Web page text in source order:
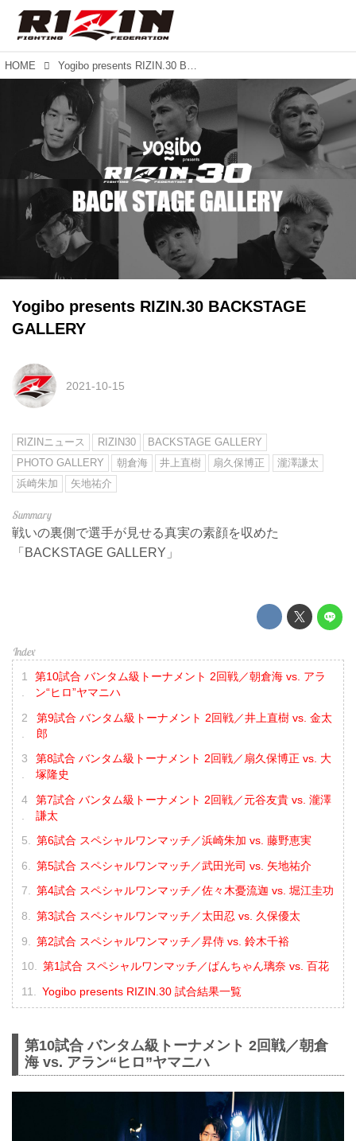
HOME Yogibo presents RIZIN.30 BACKSTAGE GALLERY
Yogibo presents RIZIN.30 BACKSTAGE
GALLERY
2021-10-15
RIZINニュース RIZIN30
BACKSTAGE GALLERY
PHOTO GALLERY
朝倉海 井上直樹 扇久保博正
瀧澤謙太
浜崎朱加
矢地祐介
戦いの裏側で選手が見せる真実の素顔を収めた
「BACKSTAGE GALLERY」
第10試合 バンタム級トーナメント 2回戦／朝倉海 vs. アラ
ン“ヒロ”ヤマニハ
第9試合 バンタム級トーナメント 2回戦／井上直樹 vs. 金太
郎
第8試合 バンタム級トーナメント 2回戦／扇久保博正 vs. 大
塚隆史
第7試合 バンタム級トーナメント 2回戦／元谷友貴 vs. 瀧澤
謙太
第6試合 スペシャルワンマッチ／浜崎朱加 vs. 藤野恵実
第5試合 スペシャルワンマッチ／武田光司 vs. 矢地祐介
第4試合 スペシャルワンマッチ／佐々木憂流迦 vs. 堀江圭功
第3試合 スペシャルワンマッチ／太田忍 vs. 久保優太
第2試合 スペシャルワンマッチ／昇侍 vs. 鈴木千裕
第1試合 スペシャルワンマッチ／ぱんちゃん璃奈 vs. 百花
Yogibo presents RIZIN.30 試合結果一覧
第10試合 バンタム級トーナメント 2回戦／朝倉
海 vs. アラン“ヒロ”ヤマニハ